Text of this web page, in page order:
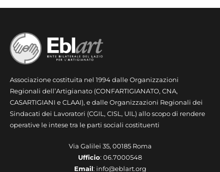
Associazione costituita nel 1994 dalle Organizzazioni
Regionali dell’Artigianato (CONFARTIGIANATO, CNA,
CASARTIGIANI e CLAAI), e dalle Organizzazioni Regionali dei
Sindacati dei Lavoratori (CGIL, CISL, UIL) allo scopo di rendere
operative le intese tra le parti sociali costituenti
Via Galilei 35, 00185 Roma
Ufficio: 06.7000548
Email: info@eblart.org